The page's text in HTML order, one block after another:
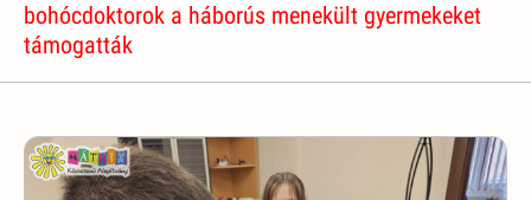
bohócdoktorok a háborús menekült gyermekeket
támogatták